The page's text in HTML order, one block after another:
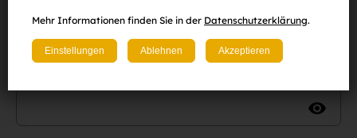
Passwort
Mehr Informationen finden Sie in der Datenschutzerklärung.
Einstellungen Ablehnen Akzeptieren